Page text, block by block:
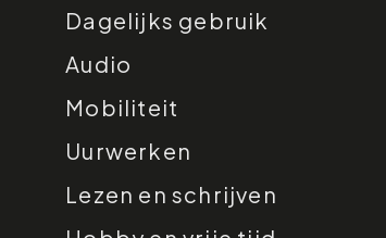
Dagelijks gebruik
Audio
Mobiliteit
Uurwerken
Lezen en schrijven